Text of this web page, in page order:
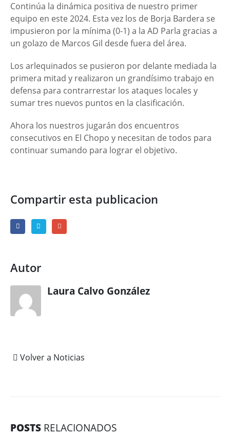
Continúa la dinámica positiva de nuestro primer
equipo en este 2024. Esta vez los de Borja Bardera se
impusieron por la mínima (0-1) a la AD Parla gracias a
un golazo de Marcos Gil desde fuera del área.
Los arlequinados se pusieron por delante mediada la
primera mitad y realizaron un grandísimo trabajo en
defensa para contrarrestar los ataques locales y
sumar tres nuevos puntos en la clasificación.
Ahora los nuestros jugarán dos encuentros
consecutivos en El Chopo y necesitan de todos para
continuar sumando para lograr el objetivo.
Compartir esta publicacion
Autor
Laura Calvo González
Volver a Noticias
POSTS RELACIONADOS